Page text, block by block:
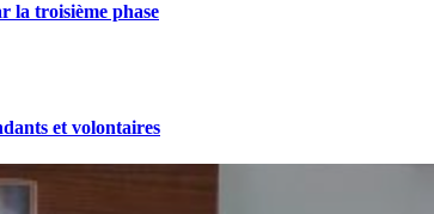
la troisième phase
et volontaires